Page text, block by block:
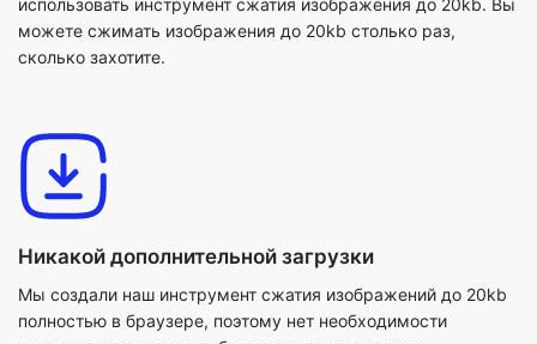
Никакой дополнительной загрузки
Мы создали наш инструмент сжатия изображений до 20kb
полностью в браузере, поэтому нет необходимости
устанавливать какое-либо другое программное
результате у вас есть полная свобода использовать его в
любое время. Просто скопируйте и вставьте URL-адрес